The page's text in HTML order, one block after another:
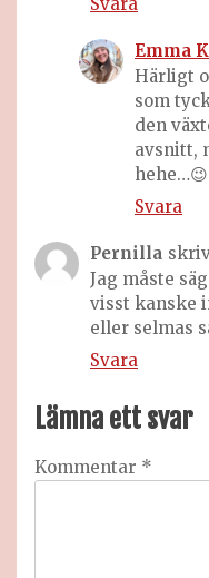
Svara
Emma
Härligt
som
den
avsnitt,
hehe…😉
Svara
Pernilla
Jag måste
visst kanske
eller selmas
Svara
Lämna ett svar
Kommentar *